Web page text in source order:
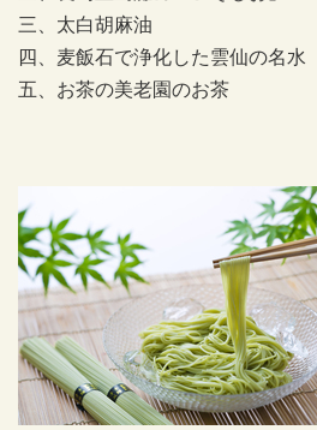
三、太白胡麻油
四、麦飯石で浄化した雲仙の名水
五、お茶の美老園のお茶